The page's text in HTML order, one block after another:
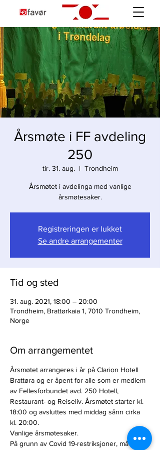
Årsmøte i FF avdeling
250
tir. 31. aug.
  |
Trondheim
Årsmøtet i avdelinga med vanlige
årsmøtesaker.
Registreringen er lukket
Se andre arrangementer
Tid og sted
31. aug. 2021, 18:00 – 20:00
Trondheim, Brattørkaia 1, 7010 Trondheim,
Norge
Om arrangementet
Årsmøtet arrangeres i år på Clarion Hotell
Brattøra og er åpent for alle som er medlem
av Fellesforbundet avd. 250 Hotell,
Restaurant- og Reiseliv. Årsmøtet starter kl.
18:00 og avsluttes med middag sånn cirka
kl. 20:00.
Vanlige årsmøtesaker.
På grunn av Covid 19-restriksjoner, må man